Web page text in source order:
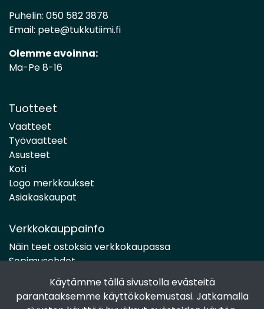
Käytämme tällä sivustolla evästeitä
parantaaksemme käyttökokemustasi. Jatkamalla
Puhelin: 050 582 3878
Email: pete@tukkutiimi.fi
Olemme avoinna:
Ma-Pe 8-16
Tuotteet
Vaatteet
Työvaatteet
Asusteet
Koti
Logo merkkaukset
Asiakaskaupat
Verkkokauppainfo
Näin teet ostoksia verkkokaupassa
Sopimusehdot
Toimitustavat
Maksutavat
Tietosuojaseloste